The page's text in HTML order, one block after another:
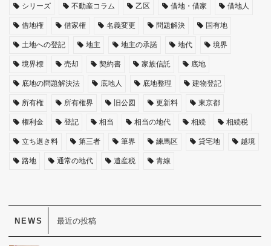
シリーズ 不動産コラム 乙区 借地・借家 借地人
借地権 借家権 名義変更 問題解決 国有地
土地への登記 地主 地主の承諾 地代 境界
境界標 売却 契約書 家族信託 底地
底地の問題解決法 底地人 底地整理 建物登記
所有権 所有権界 旧公図 更新料 東京都
権利金 登記 相当 相当の地代 相続 相続税
立ち退き料 第三者 筆界 練馬区 貸宅地 越境
路地 通常の地代 遺産税 青線
最近の投稿